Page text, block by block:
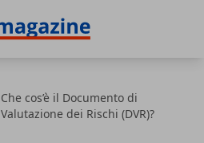
Che cos’è il Documento di
Valutazione dei Rischi (DVR)?